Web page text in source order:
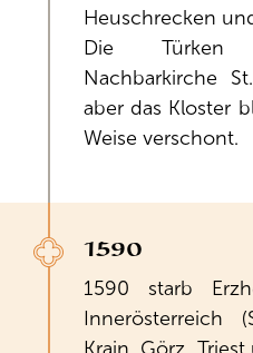
Heuschrecken
Die Türken
Nachbarkirche
aber das Kloster
Weise verschont.
1590
1590 starb
Innerösterreich